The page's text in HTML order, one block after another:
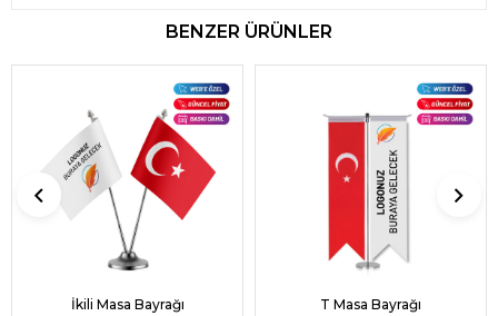
BENZER ÜRÜNLER
İkili Masa Bayrağı T Masa Bayrağı